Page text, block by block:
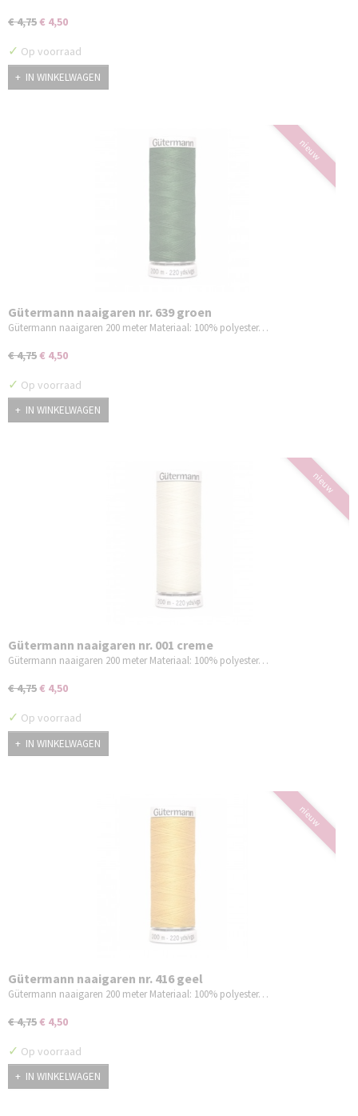
€ 4,75€ 4,50
✓ Op voorraad
IN WINKELWAGEN
nieuw
Gütermann naaigaren nr. 639 groen
Gütermann naaigaren 200 meter Materiaal: 100% polyester…
€ 4,75€ 4,50
✓ Op voorraad
IN WINKELWAGEN
nieuw
Gütermann naaigaren nr. 001 creme
Gütermann naaigaren 200 meter Materiaal: 100% polyester…
€ 4,75€ 4,50
✓ Op voorraad
IN WINKELWAGEN
nieuw
Gütermann naaigaren nr. 416 geel
Gütermann naaigaren 200 meter Materiaal: 100% polyester…
€ 4,75€ 4,50
✓ Op voorraad
IN WINKELWAGEN